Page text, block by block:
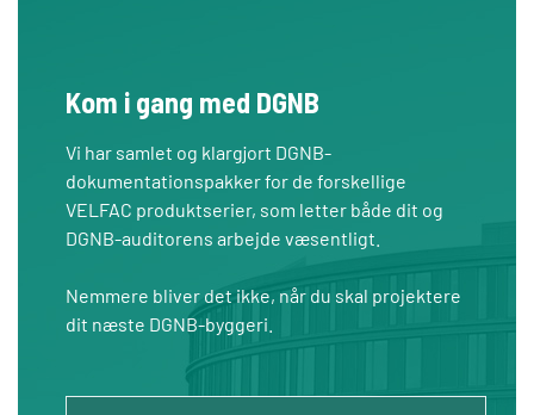
Kom i gang med DGNB
Vi har samlet og klargjort DGNB-
dokumentationspakker for de forskellige
VELFAC produktserier, som letter både dit og
DGNB-auditorens arbejde væsentligt.
Nemmere bliver det ikke, når du skal projektere
dit næste DGNB-byggeri.